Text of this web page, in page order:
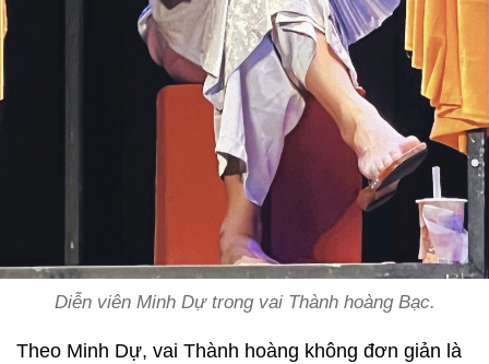
Diễn viên Minh Dự trong vai Thành hoàng Bạc.
Theo Minh Dự, vai Thành hoàng không đơn giản là